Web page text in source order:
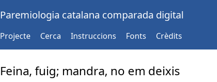
Paremiologia catalana comparada digital
Projecte Cerca Instruccions Fonts Crèdits
Feina, fuig; mandra, no em deixis